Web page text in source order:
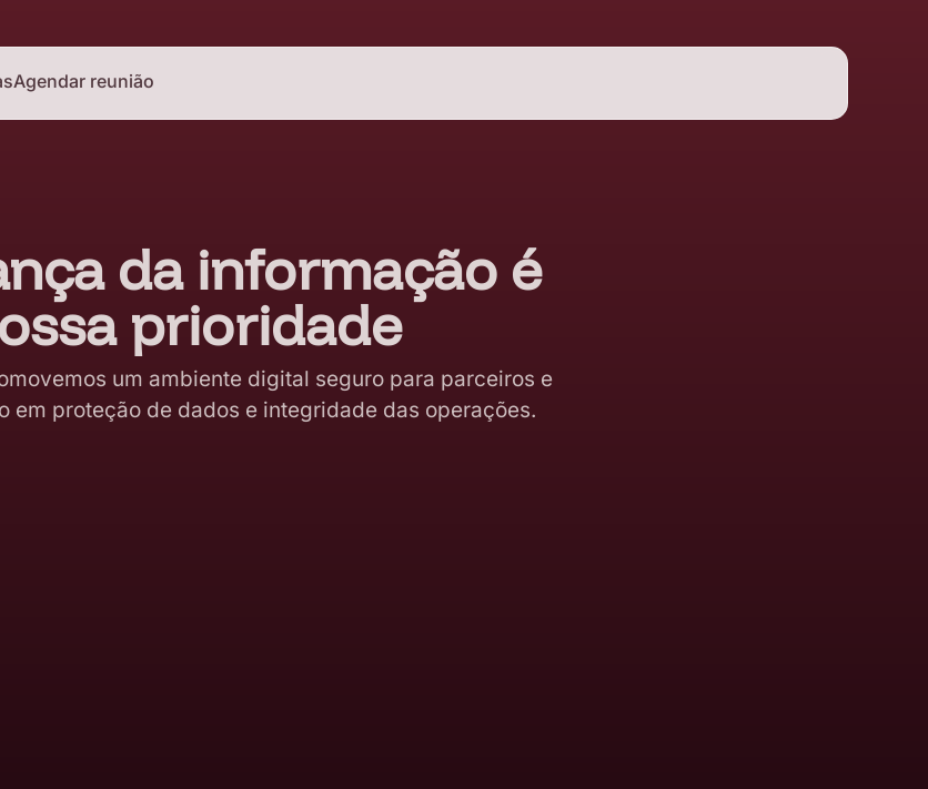
Agendar reunião
da informação é
prioridade
um ambiente digital seguro para parceiros e
em proteção de dados e integridade das operações.